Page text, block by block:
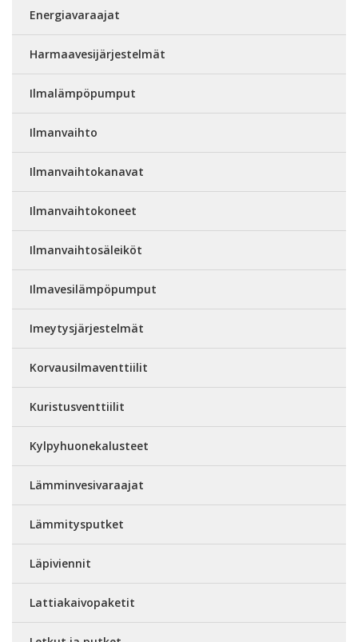
Energiavaraajat
Harmaavesijärjestelmät
Ilmalämpöpumput
Ilmanvaihto
Ilmanvaihtokanavat
Ilmanvaihtokoneet
Ilmanvaihtosäleiköt
Ilmavesilämpöpumput
Imeytysjärjestelmät
Korvausilmaventtiilit
Kuristusventtiilit
Kylpyhuonekalusteet
Lämminvesivaraajat
Lämmitysputket
Läpiviennit
Lattiakaivopaketit